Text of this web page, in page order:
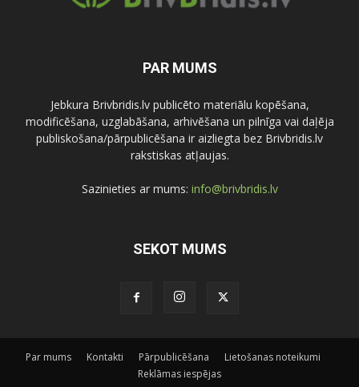
PAR MUMS
Jebkura Brivbridis.lv publicēto materiālu kopēšana,
modificēšana, uzglabāšana, arhivēšana un pilnīga vai daļēja
publiskošana/pārpublicēšana ir aizliegta bez Brivbridis.lv
rakstiskas atļaujas.
Sazinieties ar mums: info@brivbridis.lv
SEKOT MUMS
Par mums Kontakti Pārpublicēšana
Lietošanas noteikumi
Reklāmas iespējas